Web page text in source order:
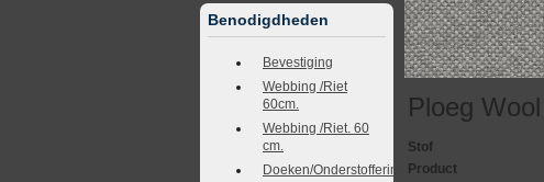
Benodigdheden
Bevestiging
Webbing /Riet
60cm.
Webbing /Riet. 60
cm.
Doeken/Onderstoffering
Ploeg
Stof
Product